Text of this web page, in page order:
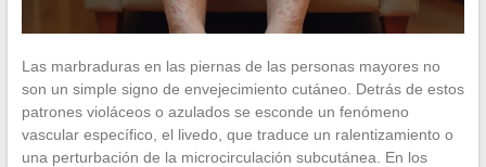
Las marbraduras en las piernas de las personas mayores no
son un simple signo de envejecimiento cutáneo. Detrás de estos
patrones violáceos o azulados se esconde un fenómeno
vascular específico, el livedo, que traduce un ralentizamiento o
una perturbación de la microcirculación subcutánea. En los